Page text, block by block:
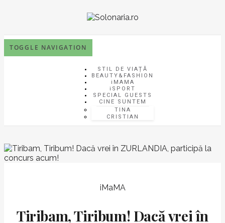
TOGGLE NAVIGATION
STIL DE VIAȚĂ
BEAUTY&FASHION
iMAMA
iSPORT
SPECIAL GUESTS
CINE SUNTEM
TINA
CRISTIAN
iMaMA
Tiribam, Tiribum! Dacă vrei în